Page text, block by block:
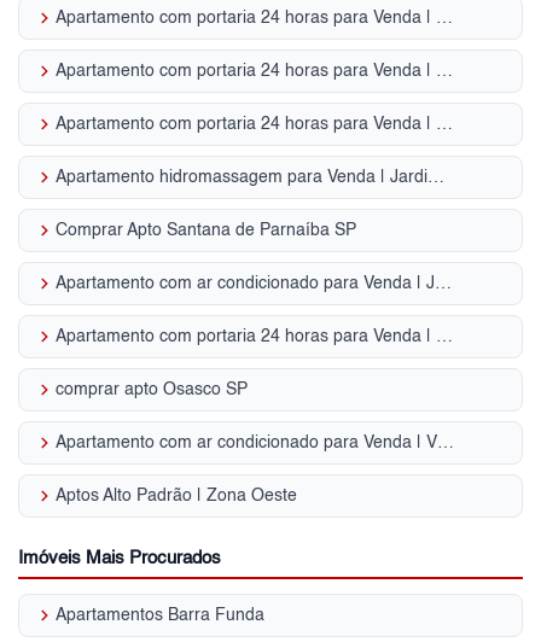
keyboard_arrow_right Apartamento com portaria 24 horas para Venda | Bela Vista (Osasco)
keyboard_arrow_right Apartamento com portaria 24 horas para Venda | Jardim Tupanci
keyboard_arrow_right Apartamento com portaria 24 horas para Venda | Centro de Osasco
keyboard_arrow_right Apartamento hidromassagem para Venda | Jardim Paulista
keyboard_arrow_right Comprar Apto Santana de Parnaíba SP
keyboard_arrow_right Apartamento com ar condicionado para Venda | Jardim Paulista
keyboard_arrow_right Apartamento com portaria 24 horas para Venda | Vila Pirituba
keyboard_arrow_right comprar apto Osasco SP
keyboard_arrow_right Apartamento com ar condicionado para Venda | Vila Ipojuca
keyboard_arrow_right Aptos Alto Padrão | Zona Oeste
Imóveis Mais Procurados
keyboard_arrow_right Apartamentos Barra Funda